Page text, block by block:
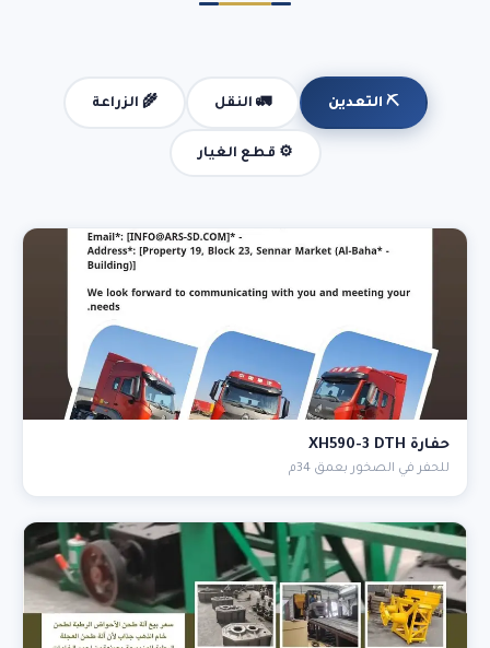
⛏️ التعدين 🚛 النقل 🌾 الزراعة
⚙️ قطع الغيار
حفارة XH590-3 DTH
للحفر في الصخور بعمق 34م